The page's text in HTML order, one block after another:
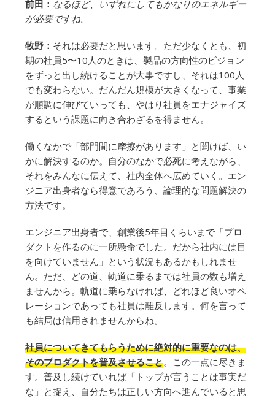
前田： なるほど、いずれにしてもかなりのエネルギー
が必要ですね。
牧野： それは必要だと思います。ただ少なくとも、初
期の社員5〜10人のときは、製品の方向性のビジョン
をずっと出し続けることが大事ですし、それは100人
でも変わらない。だんだん規模が大きくなって、事業
が順調に伸びていっても、やはり社員をエナジャイズ
するという課題に向き合わざるを得ません。
働くなかで「部門間に摩擦があります」と聞けば、い
かに解決するのか。自分のなかで必死に考えながら、
それをみんなに伝えて、社内全体へ広めていく。エン
ジニア出身者なら得意であろう、論理的な問題解決の
方法です。
エンジニア出身者で、創業後5年目くらいまで「プロ
ダクトを作るのに一所懸命でした。だから社内には目
を向けていません」という状況もあるかもしれませ
ん。ただ、どの道、軌道に乗るまでは社員の数も増え
ませんから。軌道に乗らなければ、どれほど良いオペ
レーションであっても社員は離反します。何を言って
も結局は信用されませんからね。
社員についてきてもらうために絶対的に重要なのは、
そのプロダクトを普及させること。この一点に尽きま
す。普及し続けていれば「トップが言うことは事実だ
な」と捉え、自分たちは正しい方向へ進んでいると思